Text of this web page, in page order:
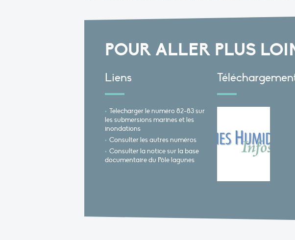
POUR ALLER PLUS
Liens
Telecharger le numéro 82-83 sur
les submersions marines et les
inondations
Consulter les autres numéros
Consulter la notice sur la base
documentaire du Pôle lagunes